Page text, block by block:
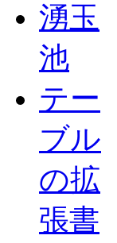
湧玉
池
テー
ブル
の拡
張書